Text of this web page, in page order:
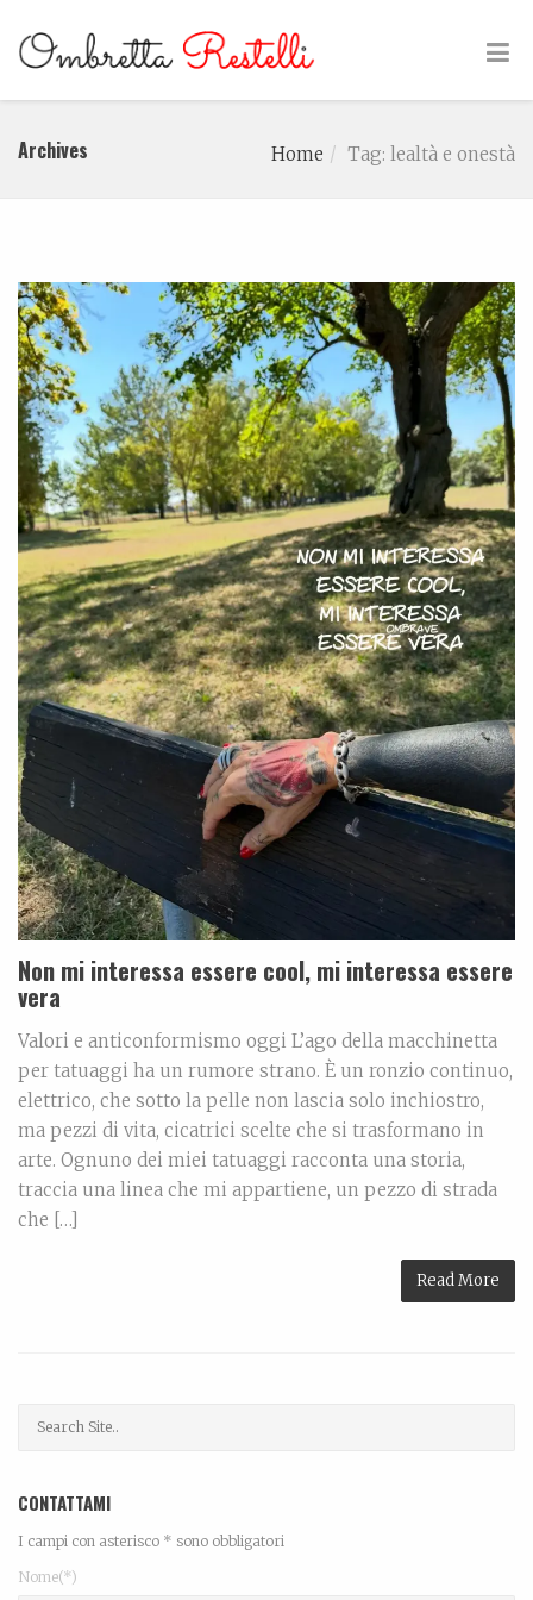
Archives Home Tag: lealtà e onestà
Non mi interessa essere cool, mi interessa essere
vera
Valori e anticonformismo oggi L’ago della macchinetta
per tatuaggi ha un rumore strano. È un ronzio continuo,
elettrico, che sotto la pelle non lascia solo inchiostro,
ma pezzi di vita, cicatrici scelte che si trasformano in
arte. Ognuno dei miei tatuaggi racconta una storia,
traccia una linea che mi appartiene, un pezzo di strada
che […]
Read More
CONTATTAMI
I campi con asterisco * sono obbligatori
Nome(*)